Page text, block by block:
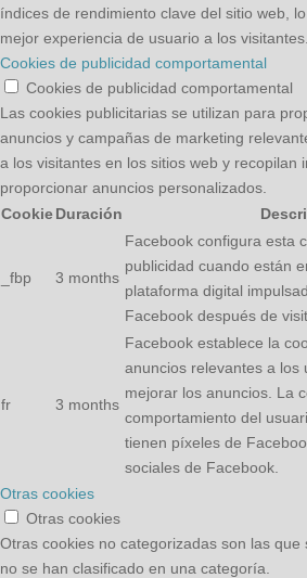
índices de rendimiento clave del sitio web,
mejor experiencia de usuario a los visitantes.
Cookies de publicidad comportamental
Cookies de publicidad comportamental
Las cookies publicitarias se utilizan para
anuncios y campañas de marketing
a los visitantes en los sitios web y recopilan
proporcionar anuncios personalizados.
CookieDuración
_fbp 3 months
Facebook configura esta
publicidad cuando están
plataforma digital
Facebook después de
fr 3 months
Facebook establece la
anuncios relevantes a los
mejorar los anuncios. La
comportamiento del
tienen píxeles de
sociales de Facebook.
Otras cookies
Otras cookies
Otras cookies no categorizadas son las que
no se han clasificado en una categoría.